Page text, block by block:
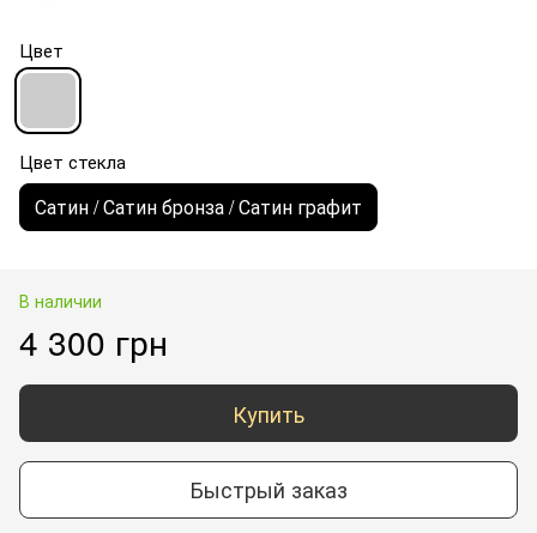
Цвет
Цвет стекла
Сатин / Сатин бронза / Сатин графит
В наличии
4 300 грн
Купить
Быстрый заказ